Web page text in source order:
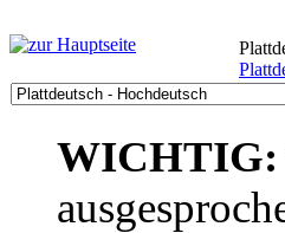
WICHTIG: